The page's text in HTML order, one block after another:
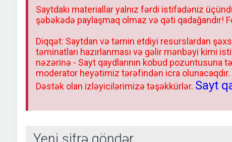
Saytdakı materiallar yalnız fərdi istifadəniz
şəbəkədə paylaşmaq olmaz və qəti qadağandır!
Diqqət: Saytdan və təmin etdiyi resurslardan
təminatları hazırlanması və gəlir mənbəyi kimi
nəzərinə - Sayt qaydlarının kobud pozuntusuna
moderator heyətimiz tərəfindən icra
Dəstək olan izləyicilərimizə təşəkkürlər. Sayt